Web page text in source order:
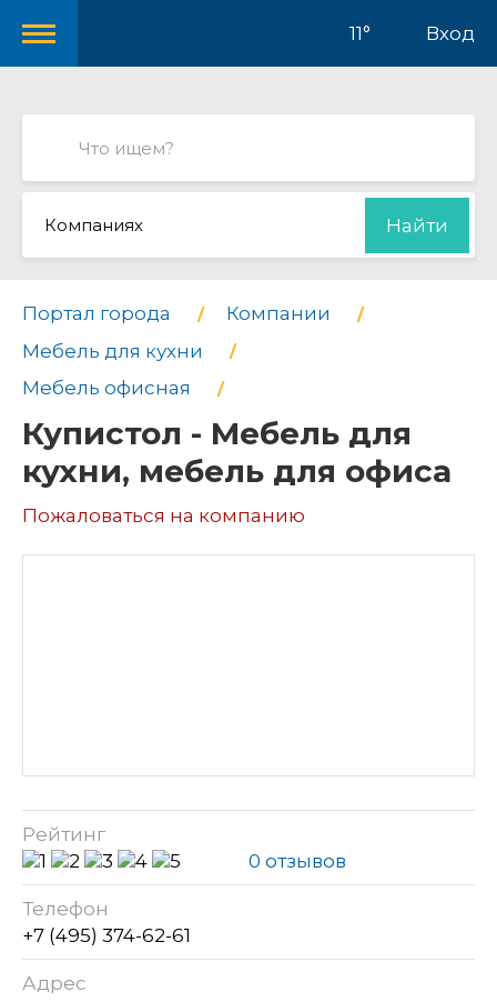
11° Вход
Компаниях Найти
Портал города
Компании
Мебель для кухни
Мебель офисная
Купистол - Мебель для
кухни, мебель для офиса
Пожаловаться на компанию
Рейтинг
0 отзывов
Телефон
+7 (495) 374-62-61
Адрес